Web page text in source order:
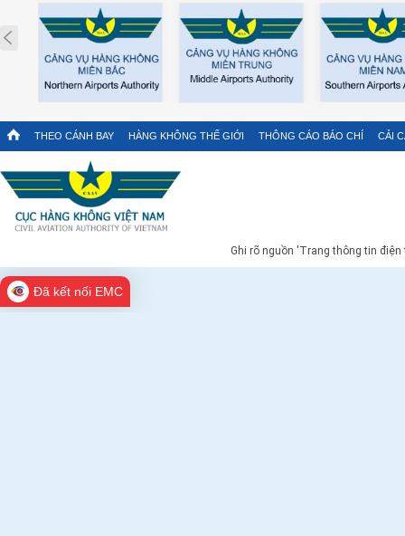
Prev
THEO CÁNH BAY HÀNG KHÔNG THẾ GIỚI THÔNG CÁO BÁO CHÍ CẢI
Ghi rõ nguồn 'Trang thông tin
Đã kết nối EMC